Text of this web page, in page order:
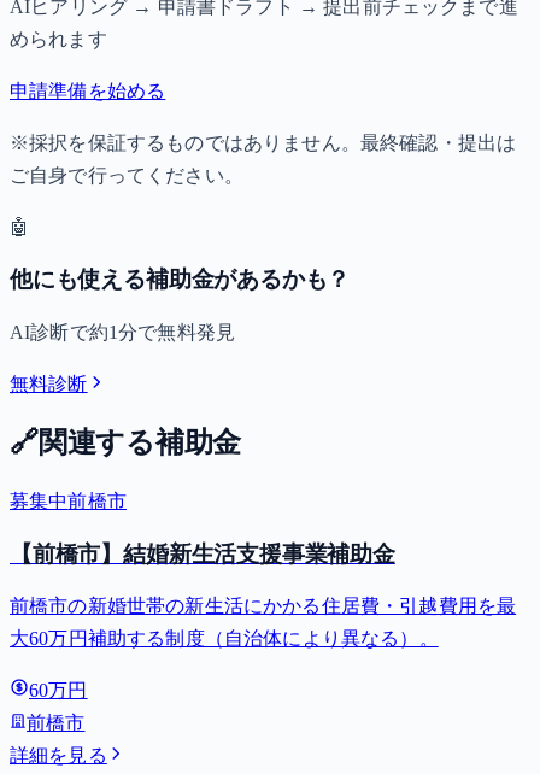
AIヒアリング → 申請書ドラフト → 提出前チェックまで進
められます
申請準備を始める
※採択を保証するものではありません。最終確認・提出は
ご自身で行ってください。
🤖
他にも使える補助金があるかも？
AI診断で約1分で無料発見
無料診断
🔗関連する補助金
募集中前橋市
【前橋市】結婚新生活支援事業補助金
前橋市の新婚世帯の新生活にかかる住居費・引越費用を最
大60万円補助する制度（自治体により異なる）。
60万円
前橋市
詳細を見る